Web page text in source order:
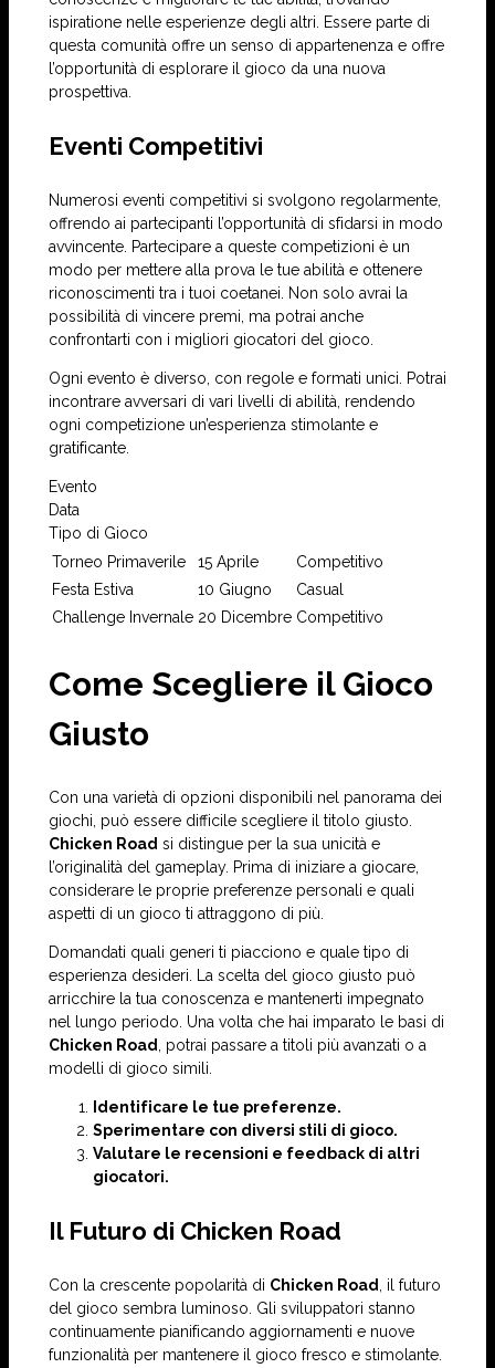
ispiratione nelle esperienze degli altri. Essere parte di
questa comunità offre un senso di appartenenza e offre
l’opportunità di esplorare il gioco da una nuova
prospettiva.
Eventi Competitivi
Numerosi eventi competitivi si svolgono regolarmente,
offrendo ai partecipanti l’opportunità di sfidarsi in modo
avvincente. Partecipare a queste competizioni è un
modo per mettere alla prova le tue abilità e ottenere
riconoscimenti tra i tuoi coetanei. Non solo avrai la
possibilità di vincere premi, ma potrai anche
confrontarti con i migliori giocatori del gioco.
Ogni evento è diverso, con regole e formati unici. Potrai
incontrare avversari di vari livelli di abilità, rendendo
ogni competizione un’esperienza stimolante e
gratificante.
Evento
Data
Tipo di Gioco
Torneo Primaverile
15 Aprile
Competitivo
Festa Estiva
10 Giugno
Casual
Challenge Invernale 20 Dicembre Competitivo
Come Scegliere il Gioco
Giusto
Con una varietà di opzioni disponibili nel panorama dei
giochi, può essere difficile scegliere il titolo giusto.
Chicken Road si distingue per la sua unicità e
l’originalità del gameplay. Prima di iniziare a giocare,
considerare le proprie preferenze personali e quali
aspetti di un gioco ti attraggono di più.
Domandati quali generi ti piacciono e quale tipo di
esperienza desideri. La scelta del gioco giusto può
arricchire la tua conoscenza e mantenerti impegnato
nel lungo periodo. Una volta che hai imparato le basi di
Chicken Road, potrai passare a titoli più avanzati o a
modelli di gioco simili.
Identificare le tue preferenze.
Sperimentare con diversi stili di gioco.
Valutare le recensioni e feedback di altri
giocatori.
Il Futuro di Chicken Road
Con la crescente popolarità di Chicken Road, il futuro
del gioco sembra luminoso. Gli sviluppatori stanno
continuamente pianificando aggiornamenti e nuove
funzionalità per mantenere il gioco fresco e stimolante.